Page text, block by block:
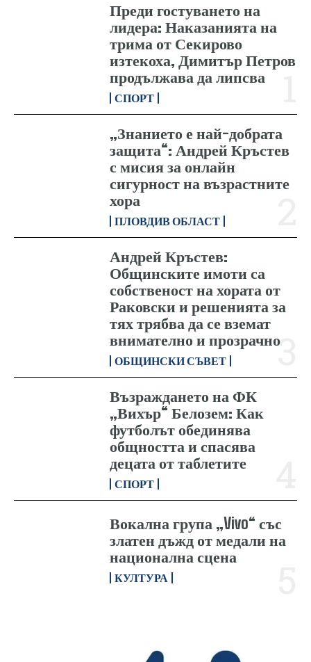
Преди гостуването на
лидера: Наказанията на
трима от Секирово
изтекоха, Димитър Петров
продължава да липсва
СПОРТ
„Знанието е най-добрата
защита“: Андрей Кръстев
с мисия за онлайн
сигурност на възрастните
хора
ПЛОВДИВ ОБЛАСТ
Андрей Кръстев:
Общинските имоти са
собственост на хората от
Раковски и решенията за
тях трябва да се вземат
внимателно и прозрачно
ОБЩИНСКИ СЪВЕТ
Възраждането на ФК
„Вихър“ Белозем: Как
футболът обединява
общността и спасява
децата от таблетите
СПОРТ
Вокална група „Vivo“ със
златен дъжд от медали на
национална сцена
КУЛТУРА